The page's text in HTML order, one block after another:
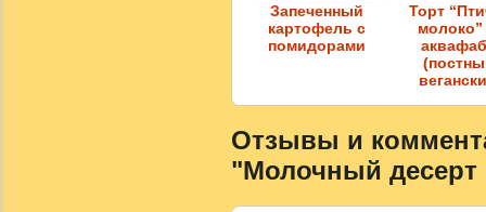
Запеченный
картофель с
помидорами
Торт
молоко”
Отзывы и
"Молочный